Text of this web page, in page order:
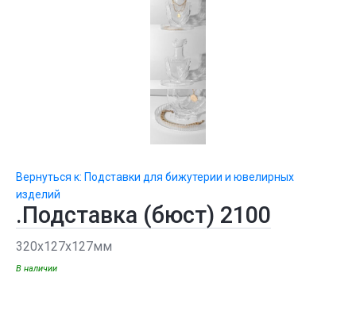
Вернуться к: Подставки для бижутерии и ювелирных
изделий
.Подставка (бюст) 2100
320х127х127мм
В наличии